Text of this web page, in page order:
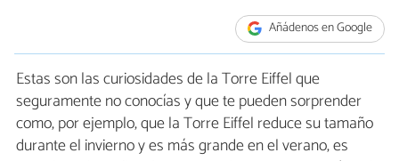
Añádenos en Google
Estas son las curiosidades de la Torre Eiffel que
seguramente no conocías y que te pueden sorprender
como, por ejemplo, que la Torre Eiffel reduce su tamaño
durante el invierno y es más grande en el verano, es